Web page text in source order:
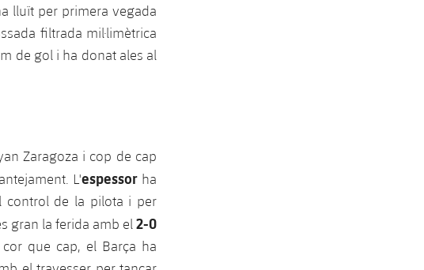
lluït per primera vegada
filtrada mil·limètrica
de gol i ha donat ales al
Zaragoza i cop de cap
L'espessorha
control de la pilota i per
gran la ferida amb el2-0
que cap, el Barça ha